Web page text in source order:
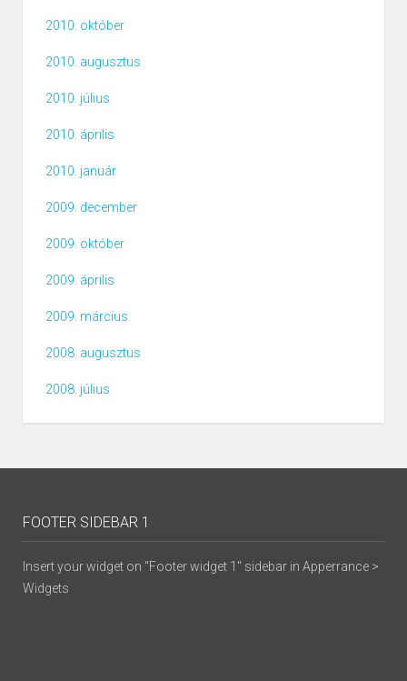
2010. október
2010. augusztus
2010. július
2010. április
2010. január
2009. december
2009. október
2009. április
2009. március
2008. augusztus
2008. július
FOOTER SIDEBAR 1
Insert your widget on "Footer widget 1" sidebar in Apperrance >
Widgets